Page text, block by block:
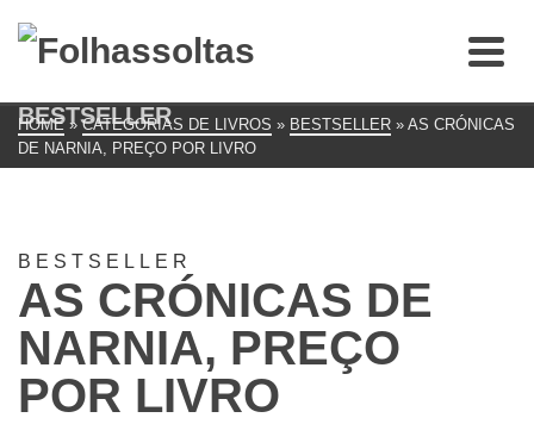
BESTSELLER
HOME » CATEGORIAS DE LIVROS » BESTSELLER » AS CRÓNICAS
DE NARNIA, PREÇO POR LIVRO
BESTSELLER
AS CRÓNICAS DE
NARNIA, PREÇO
POR LIVRO